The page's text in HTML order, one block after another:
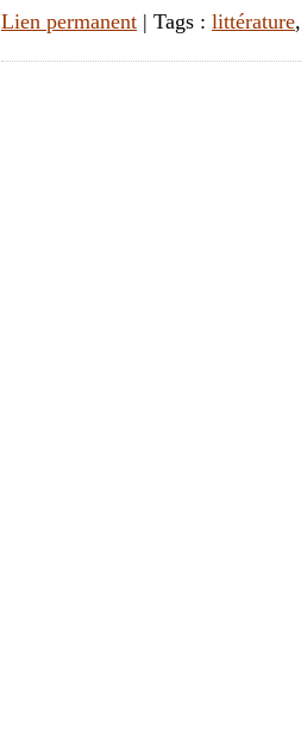
Lien permanent | Tags : littérature